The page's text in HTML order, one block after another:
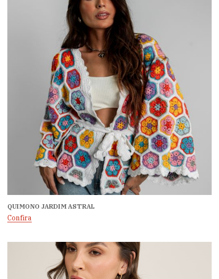
QUIMONO JARDIM ASTRAL
Confira